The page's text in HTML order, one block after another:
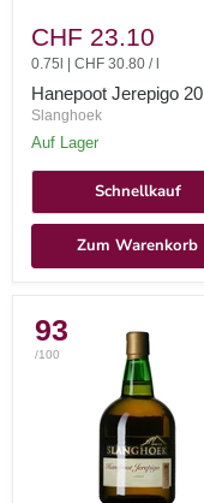
Jerepigo
2016
CHF 23.10
0.75l CHF 30.80 /
Hanepoot Jerepigo
Slanghoek
auf Lager
Schnellkauf
Zum Warenkorb
93
/100